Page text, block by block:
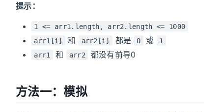
提示：
1 <= arr1.length, arr2.length <= 1000
arr1[i]
和 arr2[i] 都是 0 或
1
arr1
和 arr2 都没有前导0
方法一：模拟